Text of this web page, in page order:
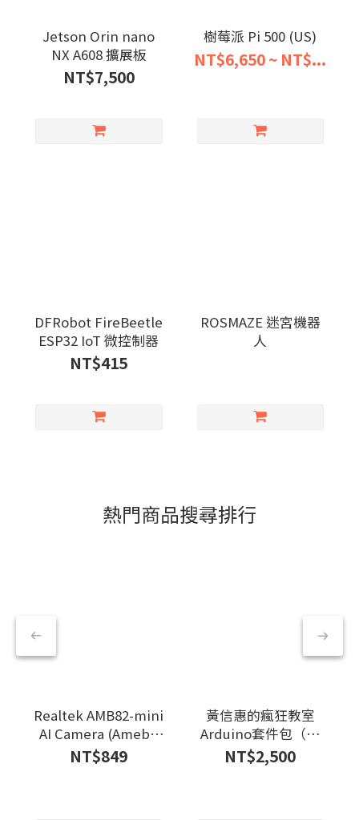
Jetson Orin nano
NX A608 擴展板
NT$7,500
樹莓派 Pi 500 (US)
NT$6,650 ~ NT$...
DFRobot FireBeetle
ESP32 IoT 微控制器
NT$415
ROSMAZE 迷宮機器
人
熱門商品搜尋排行
Realtek AMB82-mini
AI Camera (Ameba
RTL8735B)
NT$849
黃信惠的瘋狂教室
Arduino套件包（官
方套件包）
NT$2,500